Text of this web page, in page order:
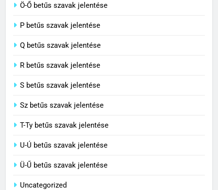
8
Centenárium jelentése
Ö-Ő betűs szavak jelentése
P betűs szavak jelentése
Q betűs szavak jelentése
R betűs szavak jelentése
S betűs szavak jelentése
Sz betűs szavak jelentése
T-Ty betűs szavak jelentése
U-Ú betűs szavak jelentése
Ü-Ű betűs szavak jelentése
Uncategorized